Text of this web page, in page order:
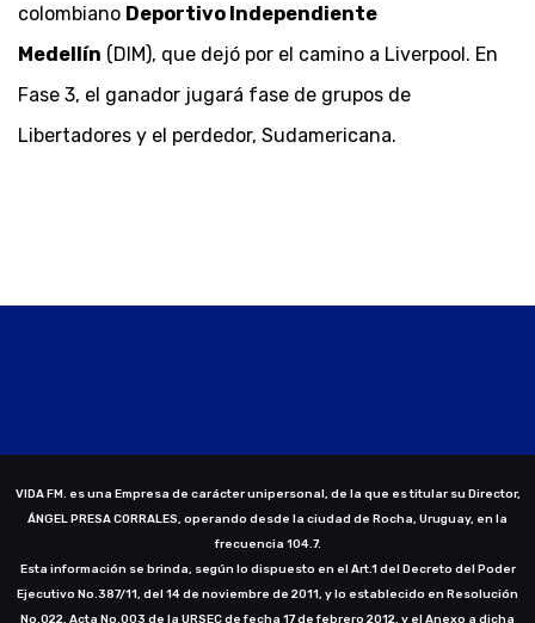
colombiano Deportivo Independiente
Medellín (DIM), que dejó por el camino a Liverpool. En
Fase 3, el ganador jugará fase de grupos de
Libertadores y el perdedor, Sudamericana.
VIDA FM. es una Empresa de carácter unipersonal, de la que es titular su Director,
ÁNGEL PRESA CORRALES, operando desde la ciudad de Rocha, Uruguay, en la
frecuencia 104.7.
Esta información se brinda, según lo dispuesto en el Art.1 del Decreto del Poder
Ejecutivo No.387/11, del 14 de noviembre de 2011, y lo establecido en Resolución
No.022, Acta No.003 de la URSEC de fecha 17 de febrero 2012, y el Anexo a dicha